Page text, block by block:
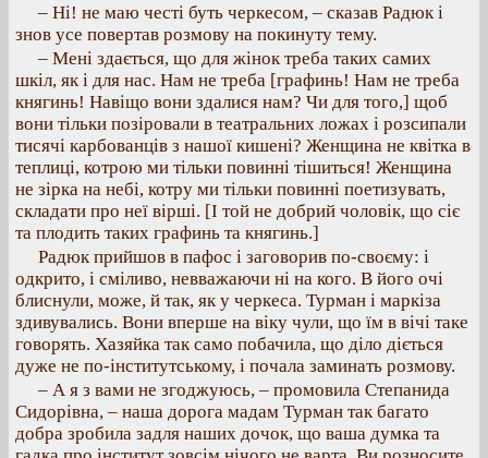
– Ні! не маю честі буть черкесом, – сказав Радюк і
знов усе повертав розмову на покинуту тему.
– Мені здається, що для жінок треба таких самих
шкіл, як і для нас. Нам не треба [графинь! Нам не треба
княгинь! Навіщо вони здалися нам? Чи для того,] щоб
вони тільки позіровали в театральних ложах і розсипали
тисячі карбованців з нашої кишені? Женщина не квітка в
теплиці, котрою ми тільки повинні тішиться! Женщина
не зірка на небі, котру ми тільки повинні поетизувать,
складати про неї вірші. [І той не добрий чоловік, що сіє
та плодить таких графинь та княгинь.]
Радюк прийшов в пафос і заговорив по-своєму: і
одкрито, і сміливо, невважаючи ні на кого. В його очі
блиснули, може, й так, як у черкеса. Турман і маркіза
здивувались. Вони вперше на віку чули, що їм в вічі таке
говорять. Хазяйка так само побачила, що діло діється
дуже не по-інститутському, і почала заминать розмову.
– А я з вами не згоджуюсь, – промовила Степанида
Сидорівна, – наша дорога мадам Турман так багато
добра зробила задля наших дочок, що ваша думка та